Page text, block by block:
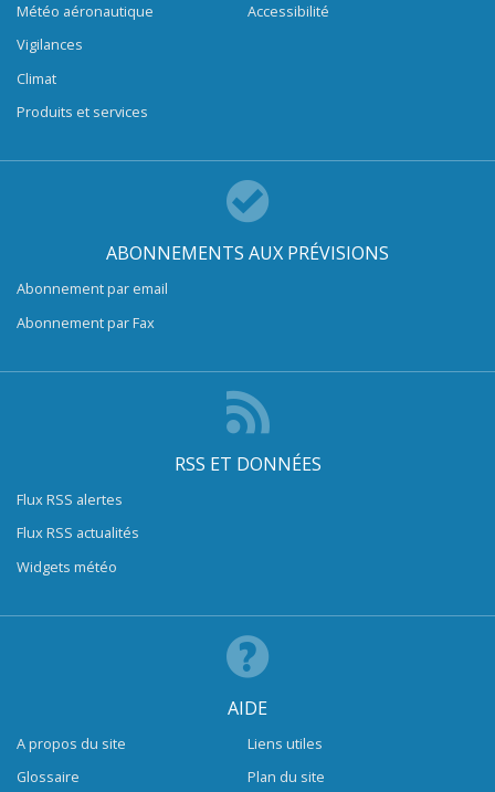
Météo aéronautique
Vigilances
Climat
Produits et services
Accessibilité
ABONNEMENTS AUX PRÉVISIONS
Abonnement par email
Abonnement par Fax
RSS ET DONNÉES
Flux RSS alertes
Flux RSS actualités
Widgets météo
AIDE
A propos du site
Glossaire
Liens utiles
Plan du site